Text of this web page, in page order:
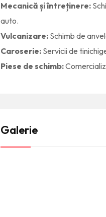
Mecanică și întreținere:
auto.
Vulcanizare: Schimb de
Caroserie: Servicii de
Piese de schimb:
Galerie